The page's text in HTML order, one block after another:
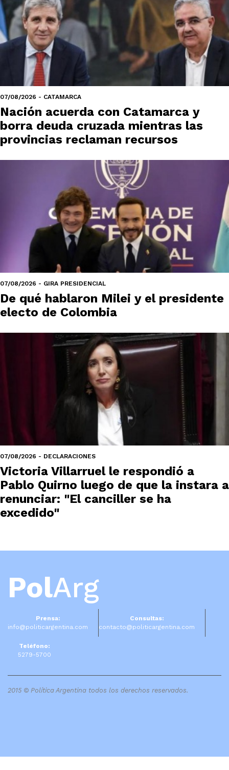
07/08/2026 - CATAMARCA
Nación acuerda con Catamarca y
borra deuda cruzada mientras las
provincias reclaman recursos
07/08/2026 - GIRA PRESIDENCIAL
De qué hablaron Milei y el presidente
electo de Colombia
07/08/2026 - DECLARACIONES
Victoria Villarruel le respondió a
Pablo Quirno luego de que la instara a
renunciar: "El canciller se ha
excedido"
PolArg
Prensa:
info@politicargentina.com
Consultas:
contacto@politicargentina.com
Teléfono:
5279-5700
2015 © Política Argentina todos los derechos reservados.